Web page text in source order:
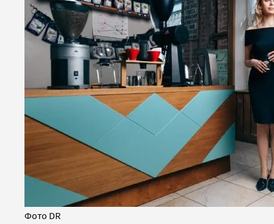
Фото DR